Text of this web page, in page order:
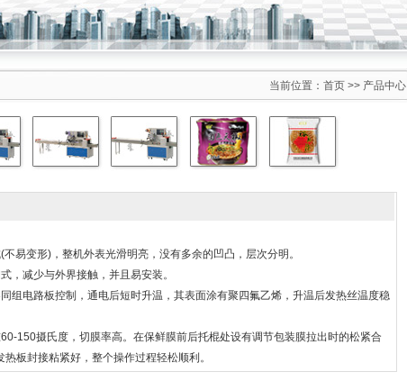
当前位置： 首页 >> 产品中心
易变形)，整机外表光滑明亮，没有多余的凹凸，层次分明。
，减少与外界接触，并且易安装。
组电路板控制，通电后短时升温，其表面涂有聚四氟乙烯，升温后发热丝温度稳
150摄氏度，切膜率高。在保鲜膜前后托棍处设有调节包装膜拉出时的松紧合
板封接粘紧好，整个操作过程轻松顺利。